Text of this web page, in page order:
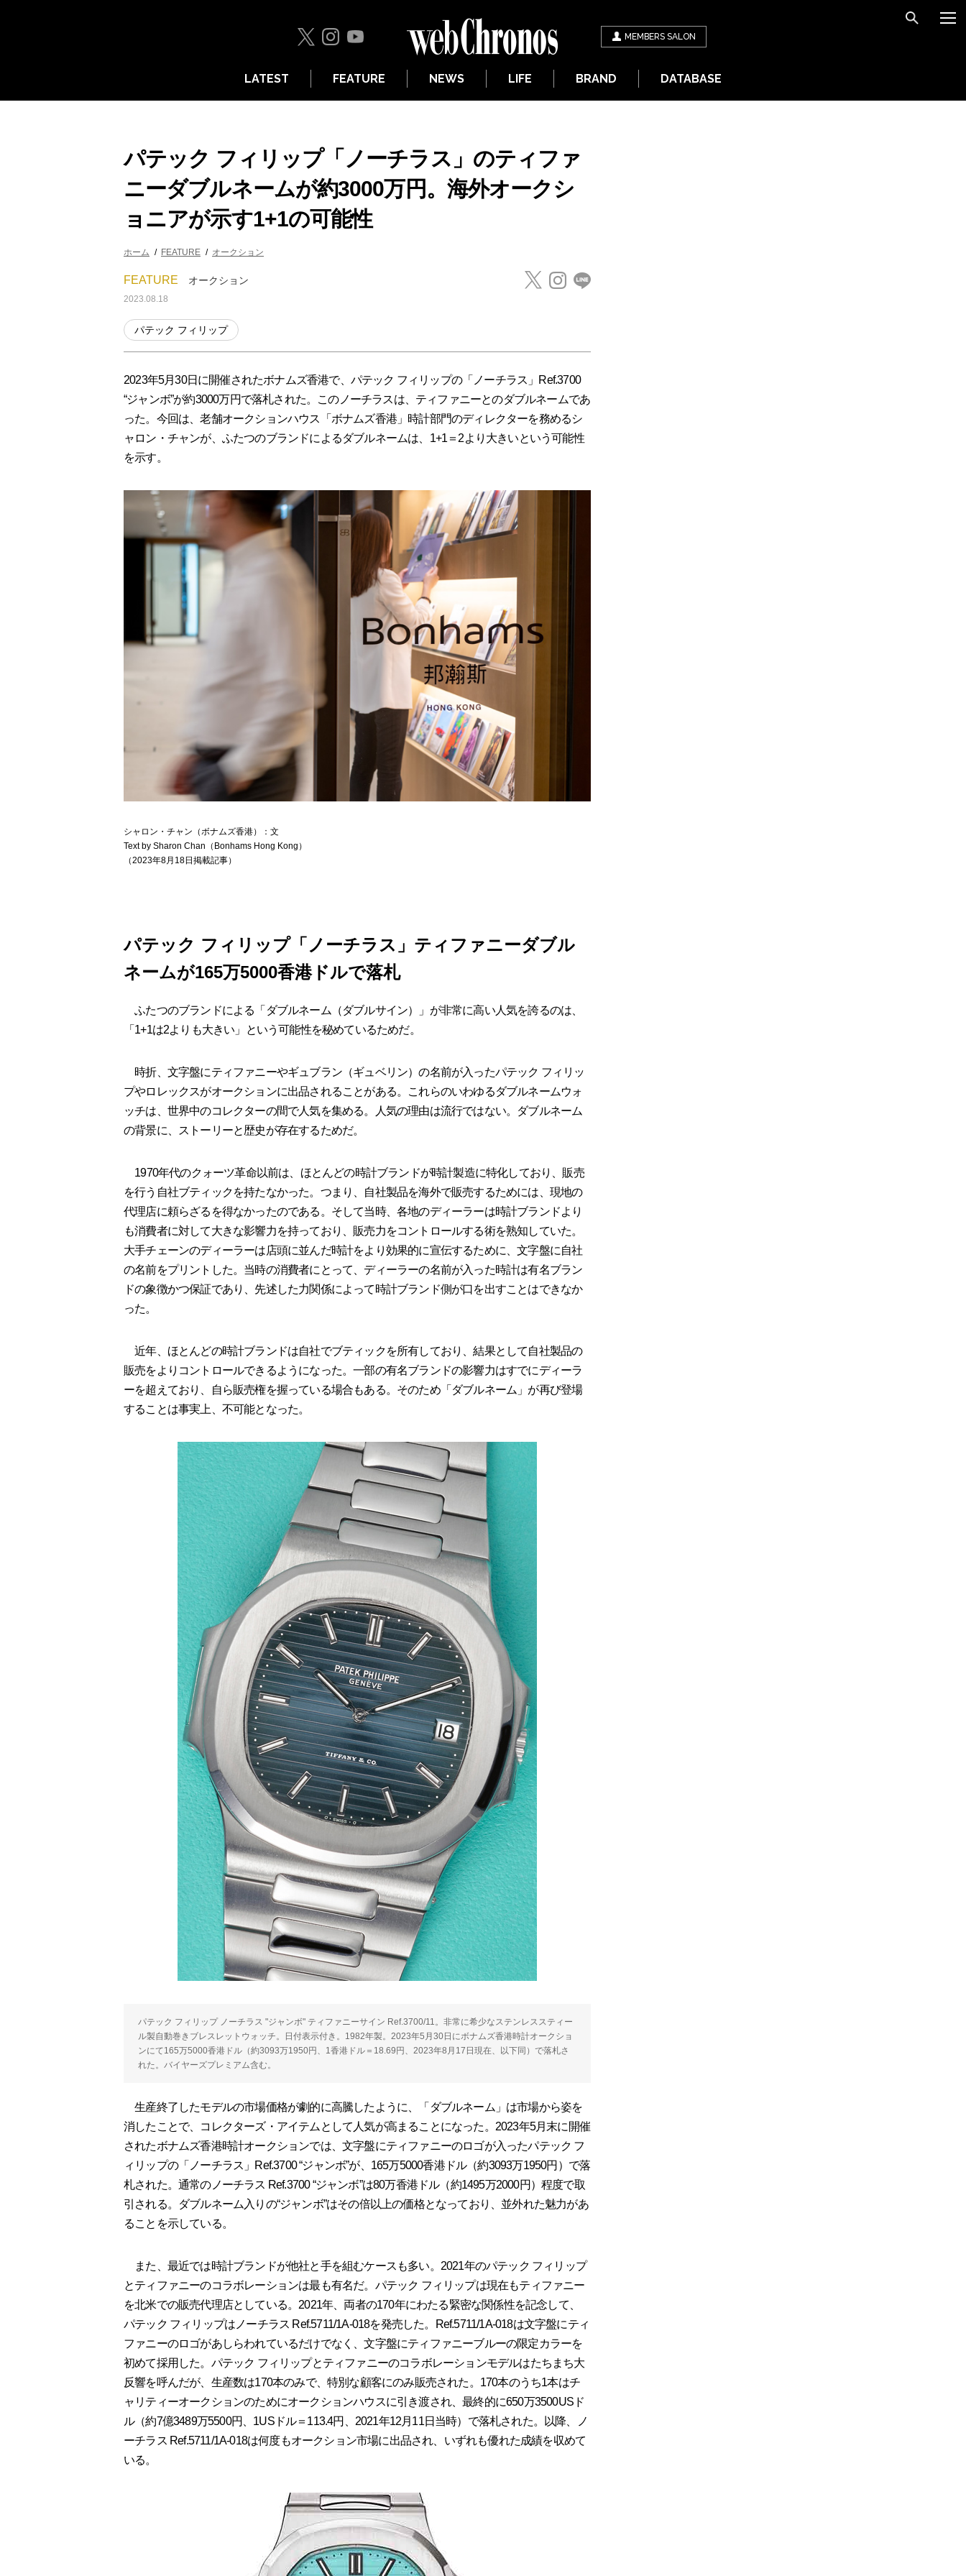
MEMBERS SALON
LATEST FEATURE NEWS LIFE BRAND DATABASE
パテック フィリップ「ノーチラス」のティファ
ニーダブルネームが約3000万円。海外オークシ
ョニアが示す1+1の可能性
ホーム FEATURE オークション
FEATURE オークション
2023.08.18
パテック フィリップ
2023年5月30日に開催されたボナムズ香港で、パテック フィリップの「ノーチラス」Ref.3700
“ジャンボ”が約3000万円で落札された。このノーチラスは、ティファニーとのダブルネームであ
った。今回は、老舗オークションハウス「ボナムズ香港」時計部門のディレクターを務めるシ
ャロン・チャンが、ふたつのブランドによるダブルネームは、1+1＝2より大きいという可能性
を示す。
シャロン・チャン（ボナムズ香港）：文
Text by Sharon Chan（Bonhams Hong Kong）
（2023年8月18日掲載記事）
パテック フィリップ「ノーチラス」ティファニーダブル
ネームが165万5000香港ドルで落札
ふたつのブランドによる「ダブルネーム（ダブルサイン）」が非常に高い人気を誇るのは、
「1+1は2よりも大きい」という可能性を秘めているためだ。
時折、文字盤にティファニーやギュブラン（ギュベリン）の名前が入ったパテック フィリッ
プやロレックスがオークションに出品されることがある。これらのいわゆるダブルネームウォ
ッチは、世界中のコレクターの間で人気を集める。人気の理由は流行ではない。ダブルネーム
の背景に、ストーリーと歴史が存在するためだ。
1970年代のクォーツ革命以前は、ほとんどの時計ブランドが時計製造に特化しており、販売
を行う自社ブティックを持たなかった。つまり、自社製品を海外で販売するためには、現地の
代理店に頼らざるを得なかったのである。そして当時、各地のディーラーは時計ブランドより
も消費者に対して大きな影響力を持っており、販売力をコントロールする術を熟知していた。
大手チェーンのディーラーは店頭に並んだ時計をより効果的に宣伝するために、文字盤に自社
の名前をプリントした。当時の消費者にとって、ディーラーの名前が入った時計は有名ブラン
ドの象徴かつ保証であり、先述した力関係によって時計ブランド側が口を出すことはできなか
った。
近年、ほとんどの時計ブランドは自社でブティックを所有しており、結果として自社製品の
販売をよりコントロールできるようになった。一部の有名ブランドの影響力はすでにディーラ
ーを超えており、自ら販売権を握っている場合もある。そのため「ダブルネーム」が再び登場
することは事実上、不可能となった。
パテック フィリップ ノーチラス "ジャンボ" ティファニーサイン Ref.3700/11。非常に希少なステンレススティー
ル製自動巻きブレスレットウォッチ。日付表示付き。1982年製。2023年5月30日にボナムズ香港時計オークショ
ンにて165万5000香港ドル（約3093万1950円、1香港ドル＝18.69円、2023年8月17日現在、以下同）で落札さ
れた。バイヤーズプレミアム含む。
生産終了したモデルの市場価格が劇的に高騰したように、「ダブルネーム」は市場から姿を
消したことで、コレクターズ・アイテムとして人気が高まることになった。2023年5月末に開催
されたボナムズ香港時計オークションでは、文字盤にティファニーのロゴが入ったパテック フ
ィリップの「ノーチラス」Ref.3700 “ジャンボ”が、165万5000香港ドル（約3093万1950円）で落
札された。通常のノーチラス Ref.3700 “ジャンボ”は80万香港ドル（約1495万2000円）程度で取
引される。ダブルネーム入りの“ジャンボ”はその倍以上の価格となっており、並外れた魅力があ
ることを示している。
また、最近では時計ブランドが他社と手を組むケースも多い。2021年のパテック フィリップ
とティファニーのコラボレーションは最も有名だ。パテック フィリップは現在もティファニー
を北米での販売代理店としている。2021年、両者の170年にわたる緊密な関係性を記念して、
パテック フィリップはノーチラス Ref.5711/1A-018を発売した。Ref.5711/1A-018は文字盤にティ
ファニーのロゴがあしらわれているだけでなく、文字盤にティファニーブルーの限定カラーを
初めて採用した。パテック フィリップとティファニーのコラボレーションモデルはたちまち大
反響を呼んだが、生産数は170本のみで、特別な顧客にのみ販売された。170本のうち1本はチ
ャリティーオークションのためにオークションハウスに引き渡され、最終的に650万3500USド
ル（約7億3489万5500円、1USドル＝113.4円、2021年12月11日当時）で落札された。以降、ノ
ーチラス Ref.5711/1A-018は何度もオークション市場に出品され、いずれも優れた成績を収めて
いる。